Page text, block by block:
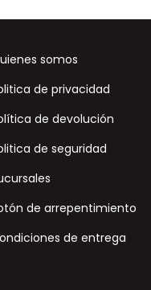
somos
de privacidad
de devolución
de seguridad
de arrepentimiento
de entrega